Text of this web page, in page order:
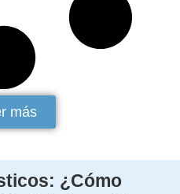
más
¿Cómo